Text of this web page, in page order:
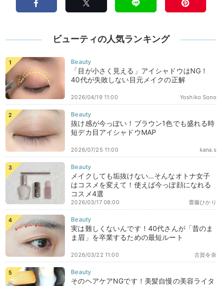
ビューティの人気ランキング
「目が小さく見える」アイシャドウはNG！
40代が失敗しない目元メイクの正解
Yoshiko Sono
2026/04/19 11:00
抜け感が今っぽい！ブラウン1色でも盛れる時
短デカ目アイシャドウMAP
kana.s
2026/07/25 11:00
メイクしても垢抜けない…そんなオトナ女子
はコスメを変えて！使えば今っぽ顔になれる
コスメ4選
齋藤ひかり
2026/03/17 08:00
実は難しくないんです！40代さんが「昔のま
ま眉」を卒業するための最短ルート
古賀令奈
2026/03/22 11:00
そのヘアケアNGです！美髪自慢の美容ライタ